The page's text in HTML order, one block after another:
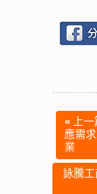
« 上
應需
業
詠騰工